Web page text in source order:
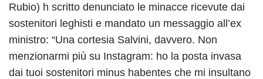
Rubio) h scritto denunciato le minacce ricevute dai
sostenitori leghisti e mandato un messaggio all’ex
ministro: “Una cortesia Salvini, davvero. Non
menzionarmi più su Instagram: ho la posta invasa
dai tuoi sostenitori minus habentes che mi insultano